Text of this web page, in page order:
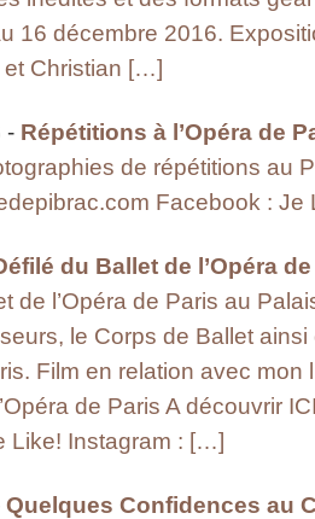
16 décembre 2016.
et Christian […]
- Répétitions à l’Opéra de
de répétitions au
Facebook : Je
du Ballet de l’Opéra
de l’Opéra de Paris au
le Corps de Ballet ainsi
Film en relation avec
de Paris A découvrir
Like! Instagram : […]
Quelques Confidences au